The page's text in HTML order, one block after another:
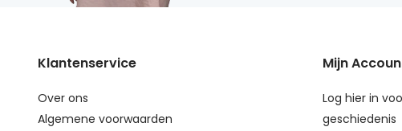
Klantenservice
Over ons
Algemene voorwaarden
Mijn
Log hier in
geschiedenis